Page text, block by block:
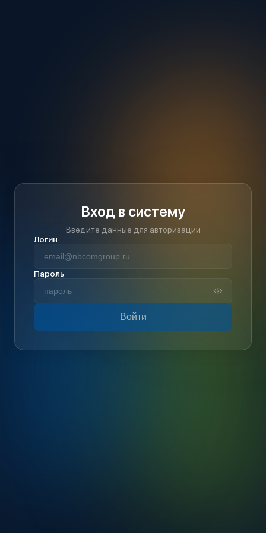
Вход в систему
Введите данные для авторизации
Логин
Пароль
Войти